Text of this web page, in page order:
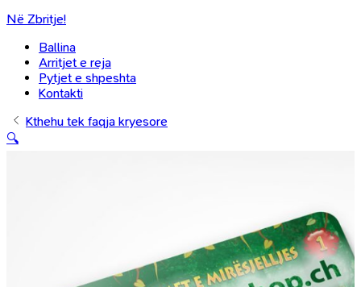
Në Zbritje!
Ballina
Arritjet e reja
Pytjet e shpeshta
Kontakti
Kthehu tek faqja kryesore
🔍